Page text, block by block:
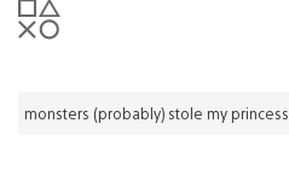
monsters (probably) stole my princess